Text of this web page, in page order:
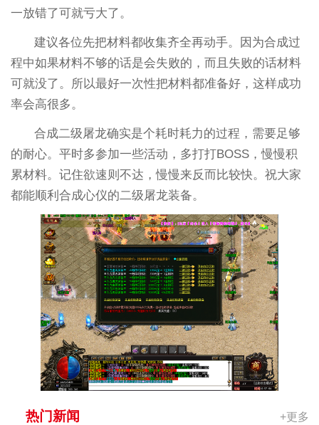
一放错了可就亏大了。
建议各位先把材料都收集齐全再动手。因为合成过
程中如果材料不够的话是会失败的，而且失败的话材料
可就没了。所以最好一次性把材料都准备好，这样成功
率会高很多。
合成二级屠龙确实是个耗时耗力的过程，需要足够
的耐心。平时多参加一些活动，多打打BOSS，慢慢积
累材料。记住欲速则不达，慢慢来反而比较快。祝大家
都能顺利合成心仪的二级屠龙装备。
热门新闻 +更多